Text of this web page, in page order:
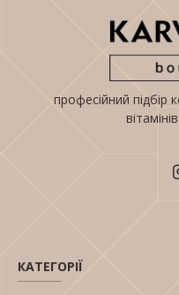
професійний підбір
КАТЕГОРІЇ